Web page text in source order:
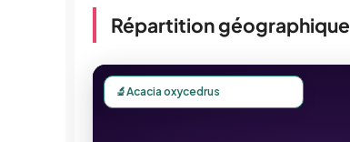
Répartition géographique